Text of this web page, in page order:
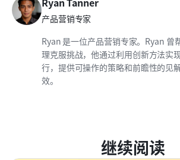
产品营销专家
Ryan 是一位产品营销专家。Ryan 曾
理克服挑战，他通过利用创新方法实
行，提供可操作的策略和前瞻性的见
效。
继续阅读